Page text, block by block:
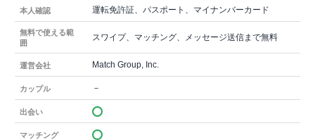
本人確認 運転免許証、パスポート、マイナンバーカード
無料で使える範
囲
スワイプ、マッチング、メッセージ送信まで無料
運営会社 Match Group, Inc.
カップル －
出会い
マッチング